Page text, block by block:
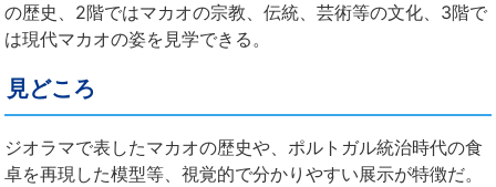
の歴史、2階ではマカオの宗教、伝統、芸術等の文化、3階で
は現代マカオの姿を見学できる。
見どころ
ジオラマで表したマカオの歴史や、ポルトガル統治時代の食
卓を再現した模型等、視覚的で分かりやすい展示が特徴だ。